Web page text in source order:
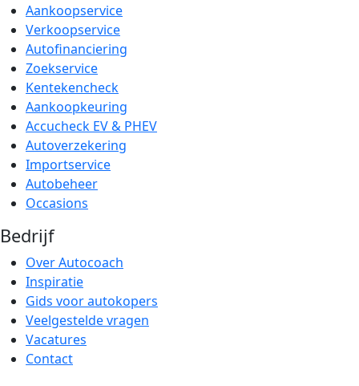
Aankoopservice
Verkoopservice
Autofinanciering
Zoekservice
Kentekencheck
Aankoopkeuring
Accucheck EV & PHEV
Autoverzekering
Importservice
Autobeheer
Occasions
Bedrijf
Over Autocoach
Inspiratie
Gids voor autokopers
Veelgestelde vragen
Vacatures
Contact